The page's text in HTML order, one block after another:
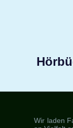
Wir laden